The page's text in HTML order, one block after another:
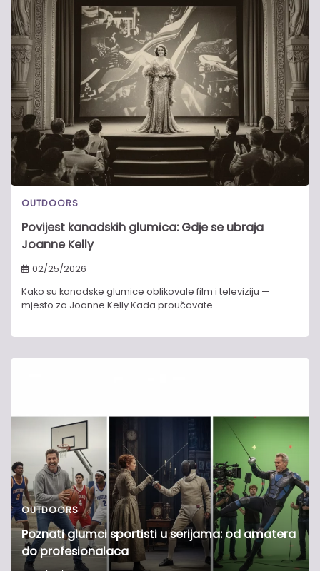
OUTDOORS
Povijest kanadskih glumica: Gdje se ubraja
Joanne Kelly
02/25/2026
Kako su kanadske glumice oblikovale film i televiziju —
mjesto za Joanne Kelly Kada proučavate…
OUTDOORS
Poznati glumci sportisti u serijama: od amatera
do profesionalaca